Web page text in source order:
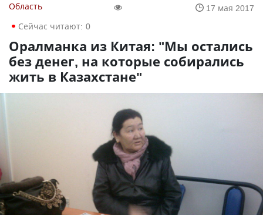
Область
17 мая 2017
Сейчас читают: 0
Оралманка из Китая: "Мы остались
без денег, на которые собирались
жить в Казахстане"